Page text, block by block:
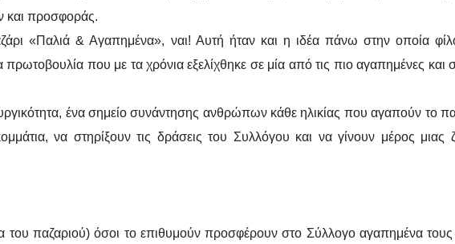
και προσφοράς.
«Παλιά & Αγαπημένα», ναι! Αυτή ήταν και η ιδέα πάνω στην οποία
που με τα χρόνια εξελίχθηκε σε μία από τις πιο αγαπημένες και
ένα σημείο συνάντησης ανθρώπων κάθε ηλικίας που αγαπούν το
να στηρίξουν τις δράσεις του Συλλόγου και να γίνουν μέρος μιας
του παζαριού) όσοι το επιθυμούν προσφέρουν στο Σύλλογο αγαπημένα τους